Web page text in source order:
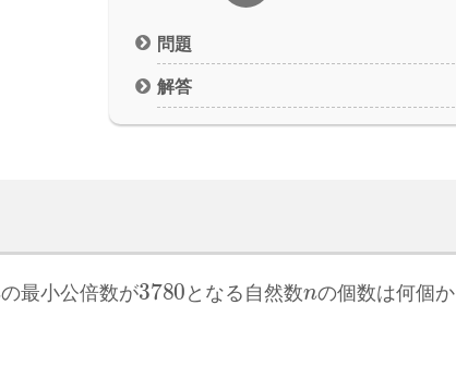
問題
解答
の最小公倍数が3780となる自然数 の個数は何個か